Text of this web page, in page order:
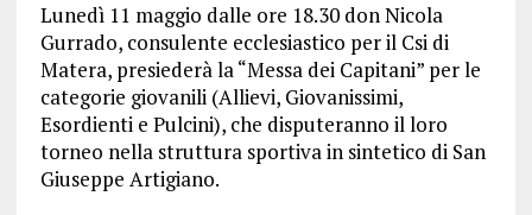
Lunedì 11 maggio dalle ore 18.30 don Nicola
Gurrado, consulente ecclesiastico per il Csi di
Matera, presiederà la “Messa dei Capitani” per le
categorie giovanili (Allievi, Giovanissimi,
Esordienti e Pulcini), che disputeranno il loro
torneo nella struttura sportiva in sintetico di San
Giuseppe Artigiano.